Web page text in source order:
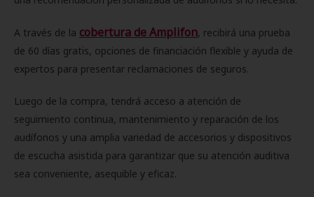
A través de la cobertura de Amplifon, recibirá una prueba
de 60 días gratis, opciones de financiación flexible y ayuda de
expertos para presentar reclamaciones de seguros.
Luego de la compra, tendrá acceso a atención de
seguimiento continua, mantenimiento y reparación de los
audífonos y una amplia variedad de accesorios y dispositivos
de escucha asistida para garantizar que su atención auditiva
sea conveniente, asequible y eficaz.